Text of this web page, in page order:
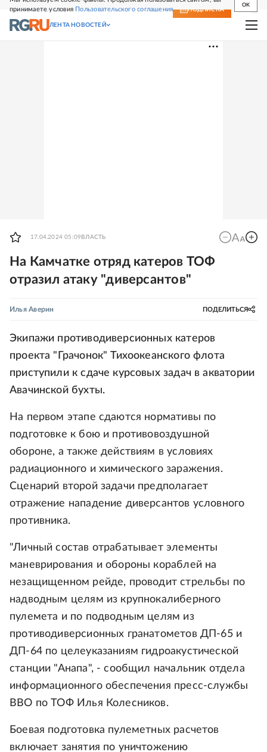
принимаете условия Пользовательского соглашения
OK
СВЕЖИЙ НОМЕР ПОДПИСКА
ЛЕНТА НОВОСТЕЙ
17.04.2024 05:09 ВЛАСТЬ
На Камчатке отряд катеров ТОФ
отразил атаку "диверсантов"
Илья Аверин ПОДЕЛИТЬСЯ
Экипажи противодиверсионных катеров
проекта "Грачонок" Тихоокеанского флота
приступили к сдаче курсовых задач в акватории
Авачинской бухты.
На первом этапе сдаются нормативы по
подготовке к бою и противовоздушной
обороне, а также действиям в условиях
радиационного и химического заражения.
Сценарий второй задачи предполагает
отражение нападение диверсантов условного
противника.
"Личный состав отрабатывает элементы
маневрирования и обороны кораблей на
незащищенном рейде, проводит стрельбы по
надводным целям из крупнокалиберного
пулемета и по подводным целям из
противодиверсионных гранатометов ДП-65 и
ДП-64 по целеуказаниям гидроакустической
станции "Анапа", - сообщил начальник отдела
информационного обеспечения пресс-службы
ВВО по ТОФ Илья Колесников.
Боевая подготовка пулеметных расчетов
включает занятия по уничтожению